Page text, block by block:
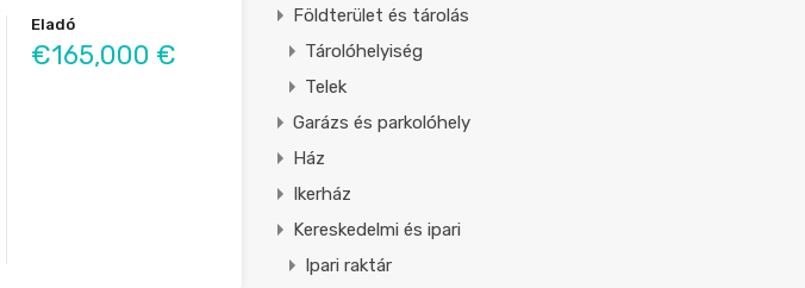
Eladó
€165,000 €
Földterület és tárolás
Tárolóhelyiség
Telek
Garázs és parkolóhely
Ház
Ikerház
Kereskedelmi és ipari
Ipari raktár